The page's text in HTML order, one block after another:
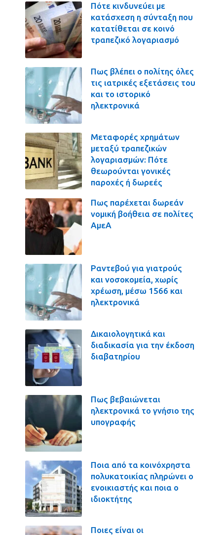
Πότε κινδυνεύει με
κατάσχεση η σύνταξη που
κατατίθεται σε κοινό
τραπεζικό λογαριασμό
Πως βλέπει ο πολίτης όλες
τις ιατρικές εξετάσεις του
και το ιστορικό
ηλεκτρονικά
Μεταφορές χρημάτων
μεταξύ τραπεζικών
λογαριασμών: Πότε
θεωρούνται γονικές
παροχές ή δωρεές
Πως παρέχεται δωρεάν
νομική βοήθεια σε πολίτες
ΑμεΑ
Ραντεβού για γιατρούς
και νοσοκομεία, χωρίς
χρέωση, μέσω 1566 και
ηλεκτρονικά
Δικαιολογητικά και
διαδικασία για την έκδοση
διαβατηρίου
Πως βεβαιώνεται
ηλεκτρονικά το γνήσιο της
υπογραφής
Ποια από τα κοινόχρηστα
πολυκατοικίας πληρώνει ο
ενοικιαστής και ποια ο
ιδιοκτήτης
Ποιες είναι οι